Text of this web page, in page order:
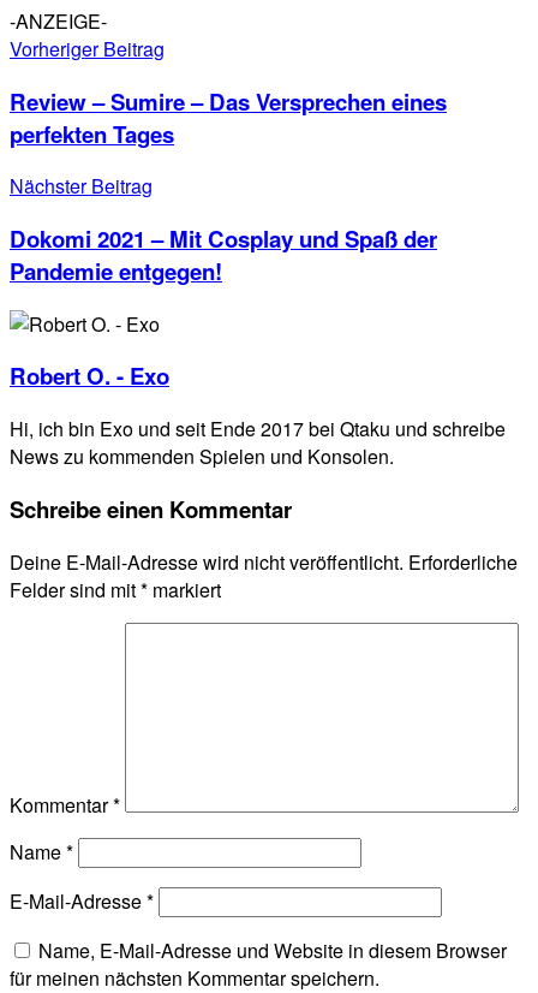
-ANZEIGE-
Vorheriger Beitrag
Review – Sumire – Das Versprechen eines
perfekten Tages
Nächster Beitrag
Dokomi 2021 – Mit Cosplay und Spaß der
Pandemie entgegen!
Robert O. - Exo
Hi, ich bin Exo und seit Ende 2017 bei Qtaku und schreibe
News zu kommenden Spielen und Konsolen.
Schreibe einen Kommentar
Deine E-Mail-Adresse wird nicht veröffentlicht. Erforderliche
Felder sind mit* markiert
Kommentar*
Name*
E-Mail-Adresse*
Name, E-Mail-Adresse und Website in diesem Browser
für meinen nächsten Kommentar speichern.